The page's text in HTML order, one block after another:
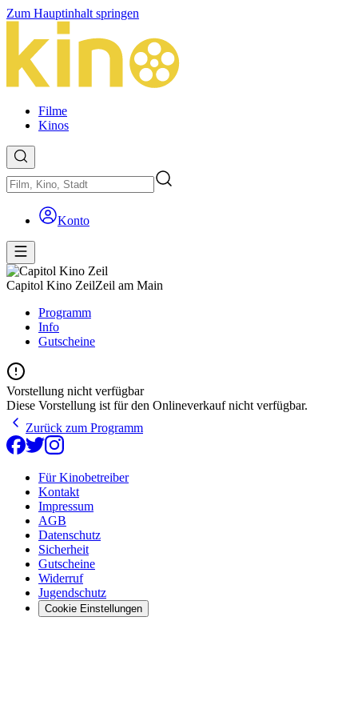
Zum Hauptinhalt springen
Filme
Kinos
Konto
Capitol Kino ZeilZeil am Main
Programm
Info
Gutscheine
Vorstellung nicht verfügbar
Diese Vorstellung ist für den Onlineverkauf nicht verfügbar.
Zurück zum Programm
Für Kinobetreiber
Kontakt
Impressum
AGB
Datenschutz
Sicherheit
Gutscheine
Widerruf
Jugendschutz
Cookie Einstellungen